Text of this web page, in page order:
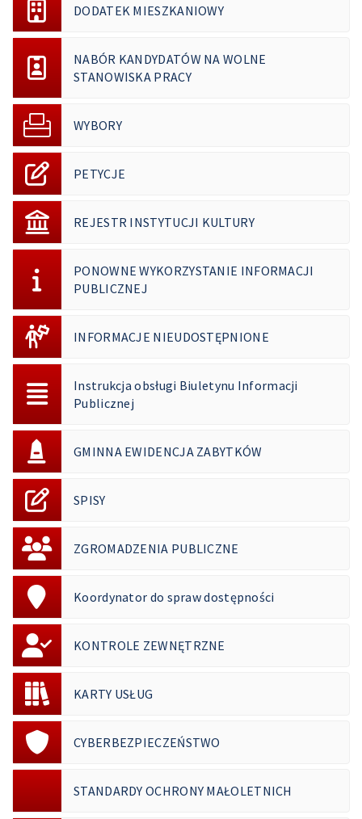
DODATEK MIESZKANIOWY
NABÓR KANDYDATÓW NA WOLNE
STANOWISKA PRACY
WYBORY
PETYCJE
REJESTR INSTYTUCJI KULTURY
PONOWNE WYKORZYSTANIE INFORMACJI
PUBLICZNEJ
INFORMACJE NIEUDOSTĘPNIONE
Instrukcja obsługi Biuletynu Informacji
Publicznej
GMINNA EWIDENCJA ZABYTKÓW
SPISY
ZGROMADZENIA PUBLICZNE
Koordynator do spraw dostępności
KONTROLE ZEWNĘTRZNE
KARTY USŁUG
CYBERBEZPIECZEŃSTWO
STANDARDY OCHRONY MAŁOLETNICH